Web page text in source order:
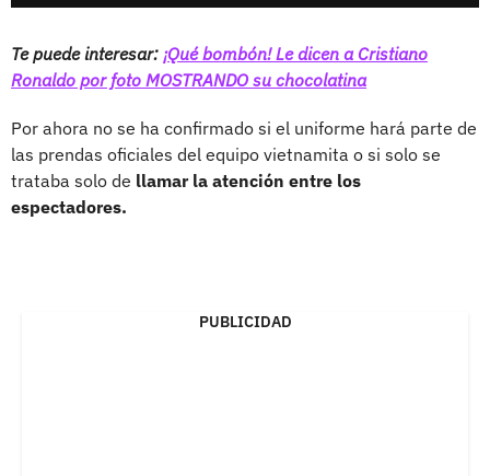
Te puede interesar: ¡Qué bombón! Le dicen a Cristiano
Ronaldo por foto MOSTRANDO su chocolatina
Por ahora no se ha confirmado si el uniforme hará parte de
las prendas oficiales del equipo vietnamita o si solo se
trataba solo de llamar la atención entre los
espectadores.
PUBLICIDAD